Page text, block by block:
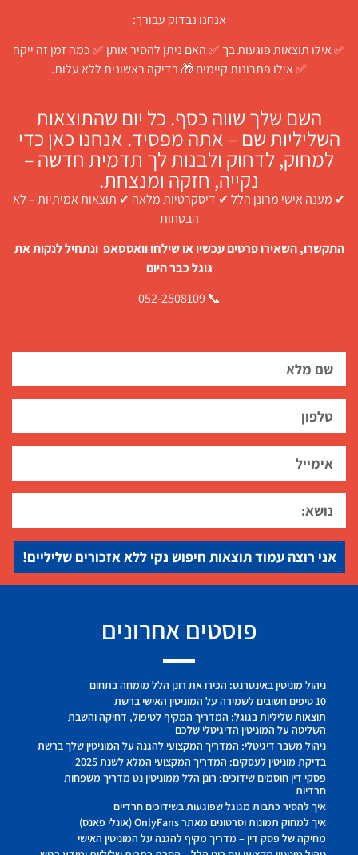
אנחנו נבדוק עבורך:
✅ אילו תוצאות פוגעות בך ✅ האם ניתן להסיר אותן ✅ כמה זמן זה ייקח
✅ אילו פתרונות קיימים 🎁 בדיקה ראשונית ללא עלות.
השם שלך שווה כסף. כל יום שהתוצאות
השליליות שם – אתה מפסיד. אנחנו כאן כדי
למחוק, לדחוק ולבנות לך תדמית חדשה –
נקייה, חזקה ומנצחת.
✔ מענה אישי מרונן הלל ✔ דיסקרטיות מלאה ✔ תוצאות אמיתיות – לא
הבטחות
התקשרו, השאירו פרטים עכשיו או שילחו וואטסאפ ונתחיל לנקות את
גוגל כבר היום
📞 052-2508109
אני רוצה עמוד תוצאות חיפוש נקי ללא אזכורים שליליים!
פוסטים אחרונים
ניהול מוניטין באינטרנט: הכירו את רונן הלל מומחה בתחום
10 טיפים חשובים לשמירה על המוניטין האישי ברשת
תוצאות שליליות בגוגל: המדריך המקיף לטיפול, דחיקה והשבת
השליטה על המוניטין הדיגיטלי שלכם
ניהול משבר דיגיטלי: המדריך המקצועי להגנה על המוניטין שלך ברשת
בדיקת מוניטין לעסקים: המדריך המקצועי המלא לשנת 2025
פסקי דין חוסמים שידוכים: רונן הלל ממוניטין נט מדריך משפחות
חרדיות
איך להסיר כתבות מגוגל שפוגעות בשידוכים חרדיים
איך למחוק תמונות וסרטונים מאתר OnlyFans (אונלי פאנס)
מחיקה של פסק דין – מדריך מקיף להגנה על המוניטין האישי